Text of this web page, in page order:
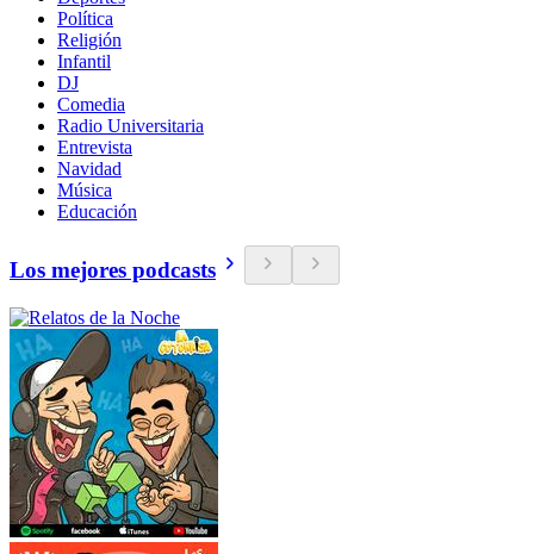
Política
Religión
Infantil
DJ
Comedia
Radio Universitaria
Entrevista
Navidad
Música
Educación
Los mejores podcasts